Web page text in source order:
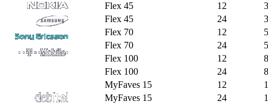
Flex 45
12
Flex 45
24
Flex 70
12
Flex 70
24
Flex 100
12
Flex 100
24
MyFaves 15
12
MyFaves 15
24